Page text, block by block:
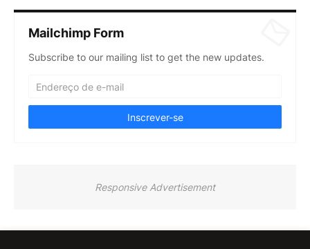
Mailchimp Form
Subscribe to our mailing list to get the new updates.
Responsive Advertisement